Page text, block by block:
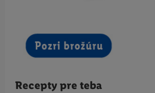
Recepty pre teba